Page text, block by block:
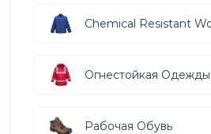
Chemical Resistant
Огнестойкая Одежды
Рабочая Обувь